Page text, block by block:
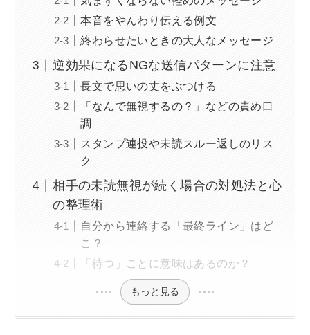
本音をやんわり伝える例文
終わらせたいときの大人なメッセージ
逆効果になるNGな送信パターンに注意
長文で思いの丈をぶつける
「なんで無視するの？」などの責め口
調
スタンプ連投や未読スルー返しのリス
ク
相手の未読無視が続く場合の対処法と心
の整理術
自分から連絡する「最終ライン」はど
こ？
「待つ」ことに意味はあるのか？
もっと見る